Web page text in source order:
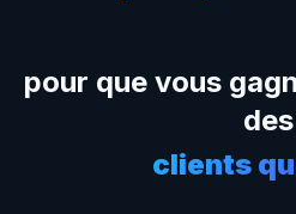
pour que vous
des
clients